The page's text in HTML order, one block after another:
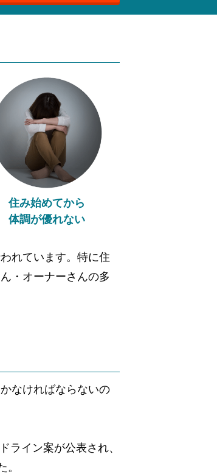
住み始めてから
体調が優れない
れています。特に住
・オーナーさんの多
なければならないの
ライン案が公表され、
。